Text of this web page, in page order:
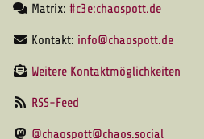
Matrix: #c3e:chaospott.de
Kontakt: info@chaospott.de
Weitere Kontaktmöglichkeiten
RSS-Feed
@chaospott@chaos.social